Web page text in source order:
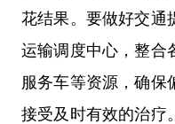
花结果。 要做好交通
运输调度中心，整合
服务车等资源，确保
接受及时有效的治疗。